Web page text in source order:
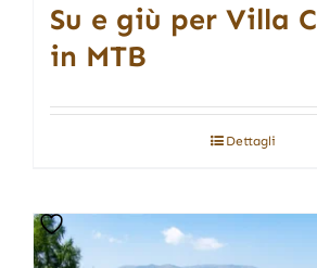
Su e giù per Villa
in MTB
Dettagli